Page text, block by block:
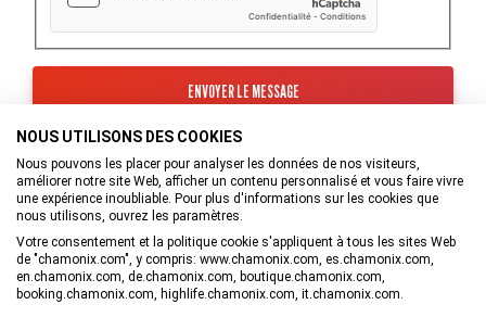
Les informations recueillies à partir de ce formulaire sont
transmises au service interne de l’Office de Tourisme de la
Vallée de Chamonix-Mont-Blanc qui va prendre en charge
votre demande.
En savoir plus sur la gestion de vos données et vos droits.
Recevez des bons plans personnalisés !
NOUS UTILISONS DES COOKIES
Nous pouvons les placer pour analyser les données de nos visiteurs,
améliorer notre site Web, afficher un contenu personnalisé et vous faire vivre
une expérience inoubliable. Pour plus d'informations sur les cookies que
nous utilisons, ouvrez les paramètres.
Votre consentement et la politique cookie s'appliquent à tous les sites Web
de "chamonix.com", y compris: www.chamonix.com, es.chamonix.com,
en.chamonix.com, de.chamonix.com, boutique.chamonix.com,
booking.chamonix.com, highlife.chamonix.com, it.chamonix.com.